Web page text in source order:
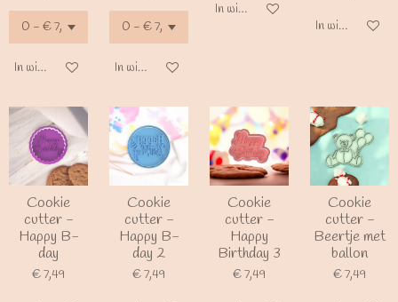
In winkelwagen In winkelwagen
In winkelwagen
In winkelwagen
Cookie
cutter -
Happy B-
day
€ 7,49
Cookie
cutter -
Happy B-
day 2
€ 7,49
Cookie
cutter -
Happy
Birthday 3
€ 7,49
Cookie
cutter -
Beertje met
ballon
€ 7,49